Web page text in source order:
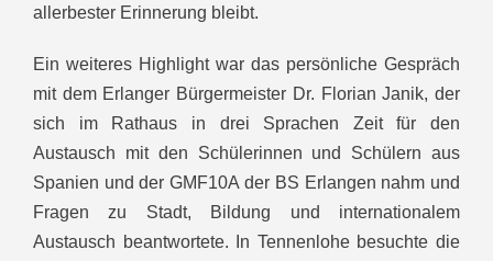
allerbester Erinnerung bleibt.
Ein weiteres Highlight war das persönliche Gespräch
mit dem Erlanger Bürgermeister Dr. Florian Janik, der
sich im Rathaus in drei Sprachen Zeit für den
Austausch mit den Schülerinnen und Schülern aus
Spanien und der GMF10A der BS Erlangen nahm und
Fragen zu Stadt, Bildung und internationalem
Austausch beantwortete. In Tennenlohe besuchte die